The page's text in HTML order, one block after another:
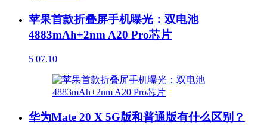
苹果首款折叠屏手机曝光：双电池
4883mAh+2nm A20 Pro芯片
5 07.10
华为Mate 20 X 5G版和普通版有什么区别？